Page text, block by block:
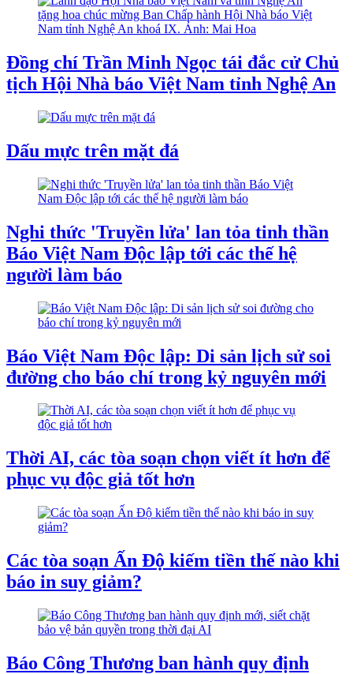
Đồng chí Trần Minh Ngọc tái đắc cử Chủ
tịch Hội Nhà báo Việt Nam tỉnh Nghệ An
Dấu mực trên mặt đá
Nghi thức 'Truyền lửa' lan tỏa tinh thần
Báo Việt Nam Độc lập tới các thế hệ
người làm báo
Báo Việt Nam Độc lập: Di sản lịch sử soi
đường cho báo chí trong kỷ nguyên mới
Thời AI, các tòa soạn chọn viết ít hơn để
phục vụ độc giả tốt hơn
Các tòa soạn Ấn Độ kiếm tiền thế nào khi
báo in suy giảm?
Báo Công Thương ban hành quy định